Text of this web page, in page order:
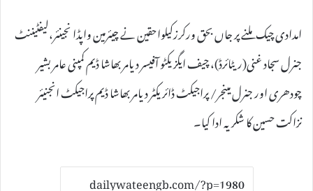
امدادی چیک ملنے پر جاں بحق ورکرزکیلواحقین نے چیئرمین واپڈا نجینئر،لیفٹیننٹ
جنرل سجاد غنی(ریٹائرڈ)، چیف ایگزیکٹو آفیسر دیامر بھاشا ڈیم کمپنی عامر بشیر
چودھری اور جنرل مینجر/ پراجیکٹ ڈائریکٹر دیامر بھاشا ڈیم پراجیکٹ انجنیئر
نزاکت حسین کا شکریہ ادا کیا۔